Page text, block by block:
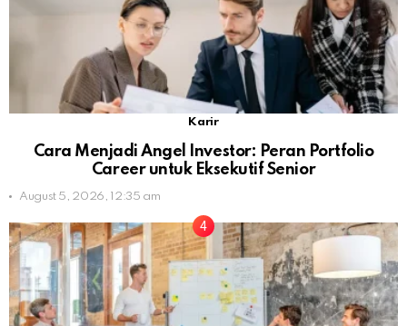
Karir
Cara Menjadi Angel Investor: Peran Portfolio
Career untuk Eksekutif Senior
August 5, 2026, 12:35 am